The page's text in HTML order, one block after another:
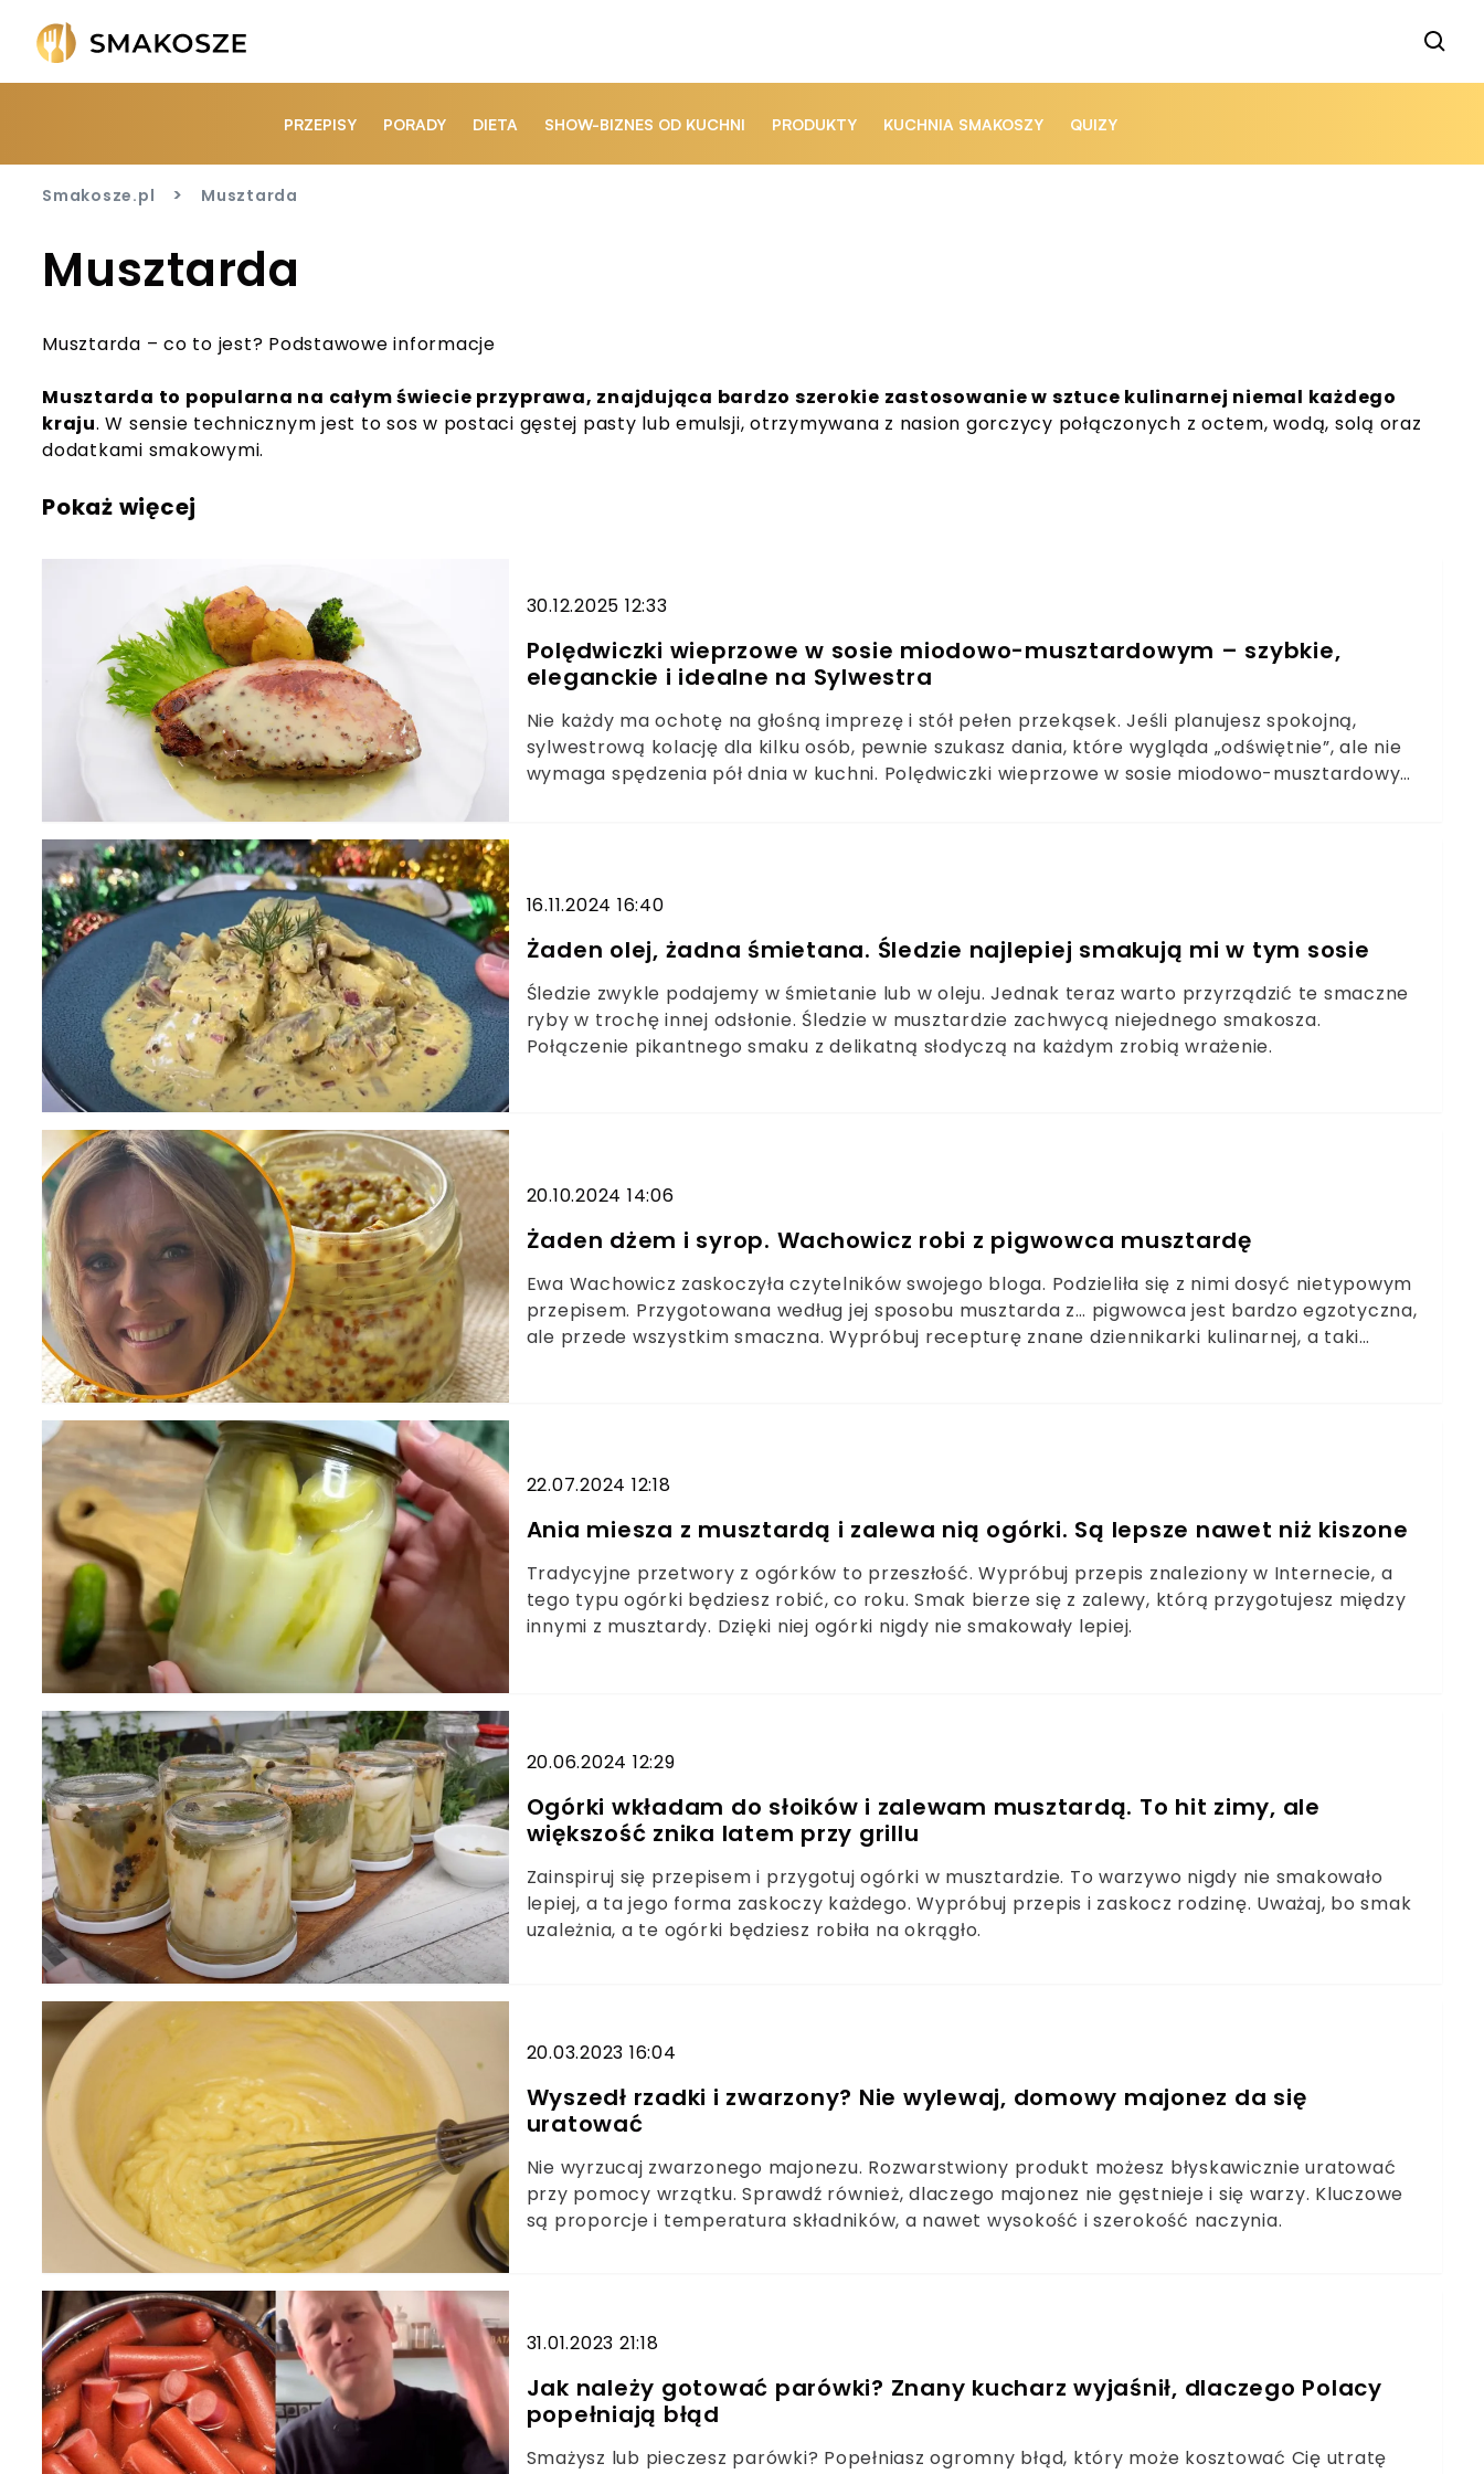
PRZEPISY PORADY DIETA SHOW-BIZNES OD KUCHNI PRODUKTY KUCHNIA SMAKOSZY QUIZY
Smakosze.pl > Musztarda
Musztarda
Musztarda – co to jest? Podstawowe informacje
Musztarda to popularna na całym świecie przyprawa, znajdująca bardzo szerokie zastosowanie w sztuce kulinarnej niemal każdego
kraju. W sensie technicznym jest to sos w postaci gęstej pasty lub emulsji, otrzymywana z nasion gorczycy połączonych z octem, wodą, solą oraz
dodatkami smakowymi.
Pokaż więcej
30.12.2025 12:33
Polędwiczki wieprzowe w sosie miodowo-musztardowym – szybkie,
eleganckie i idealne na Sylwestra
Nie każdy ma ochotę na głośną imprezę i stół pełen przekąsek. Jeśli planujesz spokojną,
sylwestrową kolację dla kilku osób, pewnie szukasz dania, które wygląda „odświętnie”, ale nie
wymaga spędzenia pół dnia w kuchni. Polędwiczki wieprzowe w sosie miodowo-musztardowym
16.11.2024 16:40
Żaden olej, żadna śmietana. Śledzie najlepiej smakują mi w tym sosie
Śledzie zwykle podajemy w śmietanie lub w oleju. Jednak teraz warto przyrządzić te smaczne
ryby w trochę innej odsłonie. Śledzie w musztardzie zachwycą niejednego smakosza.
Połączenie pikantnego smaku z delikatną słodyczą na każdym zrobią wrażenie.
20.10.2024 14:06
Żaden dżem i syrop. Wachowicz robi z pigwowca musztardę
Ewa Wachowicz zaskoczyła czytelników swojego bloga. Podzieliła się z nimi dosyć nietypowym
przepisem. Przygotowana według jej sposobu musztarda z… pigwowca jest bardzo egzotyczna,
ale przede wszystkim smaczna. Wypróbuj recepturę znane dziennikarki kulinarnej, a taki
22.07.2024 12:18
Ania miesza z musztardą i zalewa nią ogórki. Są lepsze nawet niż kiszone
Tradycyjne przetwory z ogórków to przeszłość. Wypróbuj przepis znaleziony w Internecie, a
tego typu ogórki będziesz robić, co roku. Smak bierze się z zalewy, którą przygotujesz między
innymi z musztardy. Dzięki niej ogórki nigdy nie smakowały lepiej.
20.06.2024 12:29
Ogórki wkładam do słoików i zalewam musztardą. To hit zimy, ale
większość znika latem przy grillu
Zainspiruj się przepisem i przygotuj ogórki w musztardzie. To warzywo nigdy nie smakowało
lepiej, a ta jego forma zaskoczy każdego. Wypróbuj przepis i zaskocz rodzinę. Uważaj, bo smak
uzależnia, a te ogórki będziesz robiła na okrągło.
20.03.2023 16:04
Wyszedł rzadki i zwarzony? Nie wylewaj, domowy majonez da się
uratować
Nie wyrzucaj zwarzonego majonezu. Rozwarstwiony produkt możesz błyskawicznie uratować
przy pomocy wrzątku. Sprawdź również, dlaczego majonez nie gęstnieje i się warzy. Kluczowe
są proporcje i temperatura składników, a nawet wysokość i szerokość naczynia.
31.01.2023 21:18
Jak należy gotować parówki? Znany kucharz wyjaśnił, dlaczego Polacy
popełniają błąd
Smażysz lub pieczesz parówki? Popełniasz ogromny błąd, który może kosztować Cię utratę